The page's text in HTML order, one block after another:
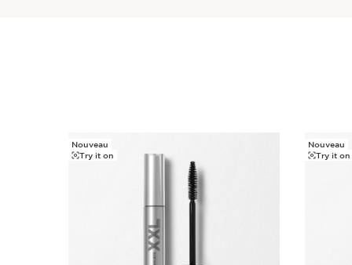
ALLER AU CONTENU
Nouveau
Try it on
Nouveau
Try it on